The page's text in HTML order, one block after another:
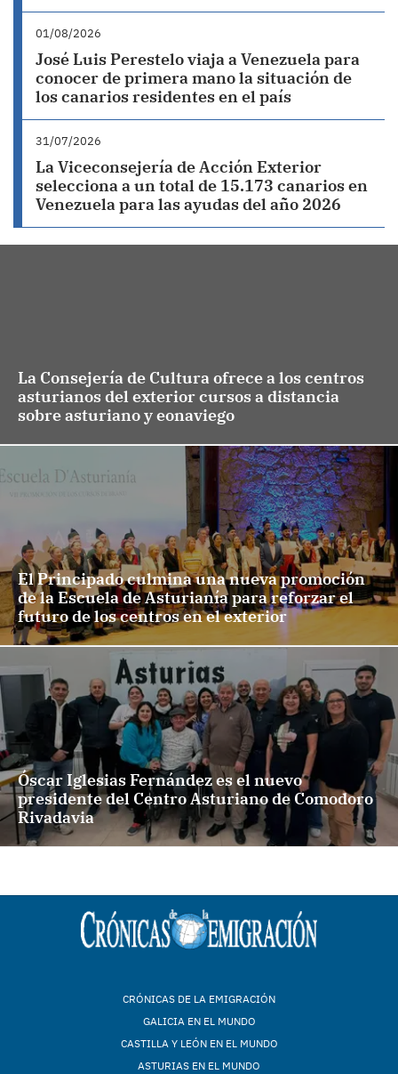
01/08/2026
José Luis Perestelo viaja a Venezuela para
conocer de primera mano la situación de
los canarios residentes en el país
31/07/2026
La Viceconsejería de Acción Exterior
selecciona a un total de 15.173 canarios en
Venezuela para las ayudas del año 2026
La Consejería de Cultura ofrece a los centros
asturianos del exterior cursos a distancia
sobre asturiano y eonaviego
El Principado culmina una nueva promoción
de la Escuela de Asturianía para reforzar el
futuro de los centros en el exterior
Óscar Iglesias Fernández es el nuevo
presidente del Centro Asturiano de Comodoro
Rivadavia
CRÓNICAS DE LA EMIGRACIÓN
GALICIA EN EL MUNDO
CASTILLA Y LEÓN EN EL MUNDO
ASTURIAS EN EL MUNDO